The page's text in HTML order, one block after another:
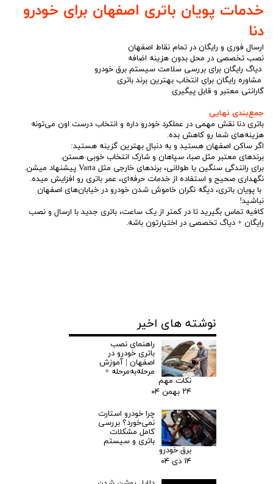
خدمات پویان باتری اصفهان برای خودرو
دنا
ارسال فوری و رایگان در تمام نقاط اصفهان
نصب تخصصی در محل بدون هزینه اضافه
دیاگ رایگان برای بررسی سلامت سیستم برق خودرو
مشاوره رایگان برای انتخاب بهترین برند باتری
گارانتی معتبر و قابل پیگیری
جمع‌بندی نهایی
باتری دنا نقش مهمی در عملکرد خودرو داره و انتخاب درست اون می‌تونه
هزینه‌های شما رو کاهش بده.
اگر ساکن اصفهان هستید و به دنبال بهترین گزینه هستید:
برندهای معتبر مثل صبا، سپاهان و شارک انتخاب خوبی هستن.
برای رانندگی سنگین یا طولانی، برندهای خارجی مثل Varta پیشنهاد میشن.
نگهداری صحیح و استفاده از خدمات حرفه‌ای، عمر باتری رو افزایش میده.
با پویان باتری، دیگه نگران خاموش شدن خودرو در خیابان‌های اصفهان
نباشید!
کافیه تماس بگیرید تا در کمتر از یک ساعت، باتری جدید با ارسال و نصب
رایگان + دیاگ تخصصی در اختیارتون باشه.
نوشته های اخیر
راهنمای نصب
باتری خودرو در
اصفهان | آموزش
مرحله‌به‌مرحله +
نکات مهم
۲۴ بهمن ۰۴
چرا خودرو استارت
نمی‌خورد؟ بررسی
کامل مشکلات
باتری و سیستم
برق خودرو
۱۴ دی ۰۴